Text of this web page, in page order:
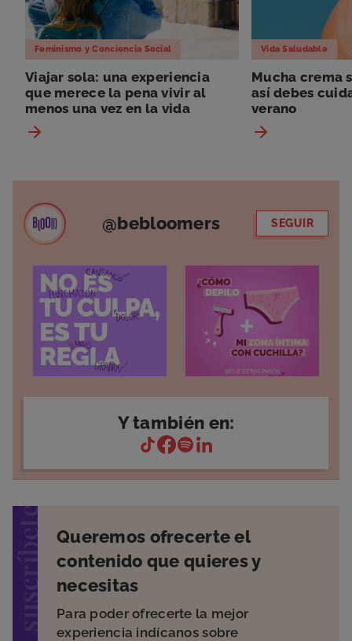
Feminismo y Conciencia Social
Viajar sola: una experiencia
que merece la pena vivir al
menos una vez en la vida
Vida Saludable
Mucha crema
así debes
verano
@bebloomers SEGUIR
Y también en:
Queremos ofrecerte el
contenido que quieres y
necesitas
Para poder ofrecerte la mejor
experiencia indícanos sobre